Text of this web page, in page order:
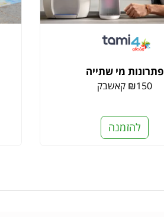
פתרונות מי שתייה
₪150 קאשבק
להזמנה